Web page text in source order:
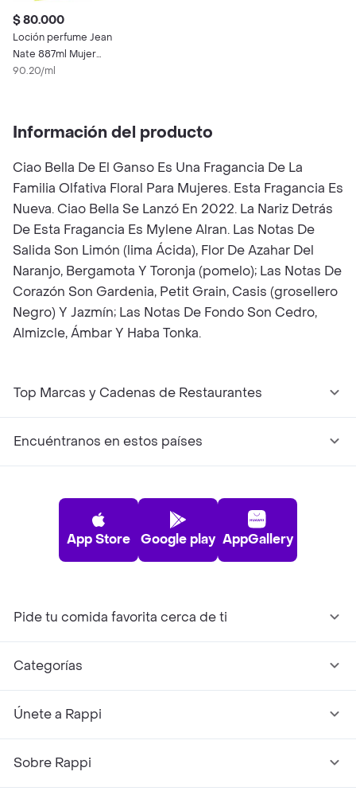
$ 80.000
Loción perfume Jean
Nate 887ml Mujer
Original Garantizada
90.20/ml
Información del producto
Ciao Bella De El Ganso Es Una Fragancia De La
Familia Olfativa Floral Para Mujeres. Esta Fragancia Es
Nueva. Ciao Bella Se Lanzó En 2022. La Nariz Detrás
De Esta Fragancia Es Mylene Alran. Las Notas De
Salida Son Limón (lima Ácida), Flor De Azahar Del
Naranjo, Bergamota Y Toronja (pomelo); Las Notas De
Corazón Son Gardenia, Petit Grain, Casis (grosellero
Negro) Y Jazmín; Las Notas De Fondo Son Cedro,
Almizcle, Ámbar Y Haba Tonka.
Top Marcas y Cadenas de Restaurantes
Encuéntranos en estos países
App Store Google play AppGallery
Pide tu comida favorita cerca de ti
Categorías
Únete a Rappi
Sobre Rappi